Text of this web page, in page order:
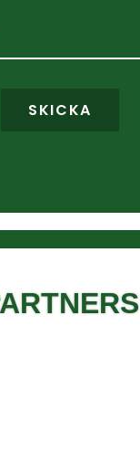
SKICKA